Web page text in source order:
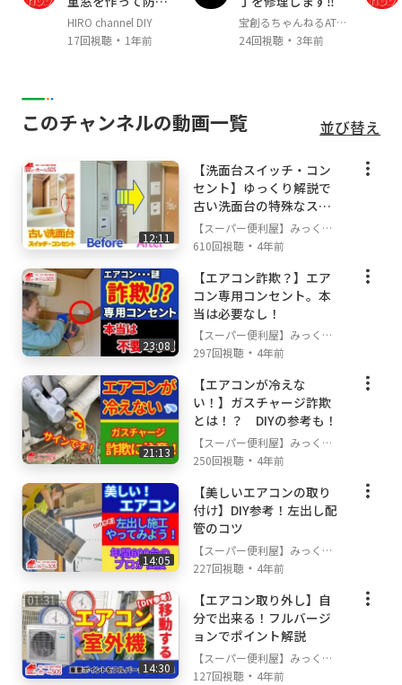
m/y2hfjoad
◆水のトラブル再生リスト
https://tinyurl.co
m/y4wun434
xo4pvuz
企業情報・自己紹介
地区を中心に
埼玉・南部エリア、相模原中央区エリアで地元
に密着し、住宅総合サービス
として年間2,000件以上のご相談を賜っており
◆当社の特徴◆
★バックグランドは工務店ですので住宅の事は
何でも
ワンストップでご依頼をいただけます。
★国家認定の電気工事士やネットワークエンジ
ニアも
在中。照明、エアコン、アンテナや、LAN工
事など
ハイテク設備のご依頼もOK!
★全てのサービスをお気軽にご相談いただける
よう、
電球１個、棚づくり１個からの小さいお仕事
でも
提供可能なサービスとなっております。
■ご連絡は下記の3つの方法からお選びいただ
けます。
※連絡前に必ず対応エリアを確認してね！
⇒https://www.benriya-sos.com/area
対策してみた！
HIRO channel DIY
17回視聴・ 1年前
宝創るちゃんねるATEN
ALES
24回視聴・ 3年前
このチャンネルの動画一覧 並び替え
12:11
【洗面台スイッチ・コン
セント】ゆっくり解説で
古い洗面台の特殊なスイ
ッチ・コンセントを交換
【スーパー便利屋】みっく店
長が行く!
610回視聴 ・ 4年前
23:08
【エアコン詐欺？】エア
コン専用コンセント。本
当は必要なし！
【スーパー便利屋】みっく店
長が行く!
297回視聴 ・ 4年前
21:13
【エアコンが冷えな
い！】ガスチャージ詐欺
とは！？ DIYの参考も！
【スーパー便利屋】みっく店
長が行く!
250回視聴 ・ 4年前
14:05
【美しいエアコンの取り
付け】DIY参考！左出し配
管のコツ
【スーパー便利屋】みっく店
長が行く!
227回視聴 ・ 4年前
14:30
【エアコン取り外し】自
分で出来る！フルバージ
ョンでポイント解説
【スーパー便利屋】みっく店
長が行く!
127回視聴 ・ 4年前